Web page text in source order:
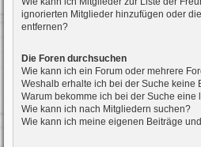
ignorierten Mitglieder hinzufügen oder
entfernen?
Die Foren durchsuchen
Wie kann ich ein Forum oder mehrere
Weshalb erhalte ich bei der Suche keine
Warum bekomme ich bei der Suche eine
Wie kann ich nach Mitgliedern suchen?
Wie kann ich meine eigenen Beiträge